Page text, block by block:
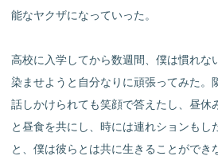
能なヤクザになっていった。
高校に入学してから数週間、僕は慣れな
染ませようと自分なりに頑張ってみた。
話しかけられても笑顔で答えたし、昼休
と昼食を共にし、時には連れションもし
と、僕は彼らとは共に生きることができ